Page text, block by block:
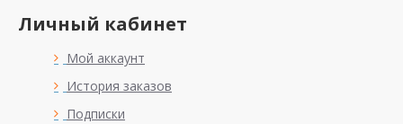
Личный кабинет
Мой аккаунт
История заказов
Подписки